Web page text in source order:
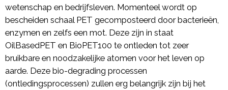
wetenschap en bedrijfsleven. Momenteel wordt op
bescheiden schaal PET gecomposteerd door bacterieën,
enzymen en zelfs een mot. Deze zijn in staat
OilBasedPET en BioPET100 te ontleden tot zeer
bruikbare en noodzakelijke atomen voor het leven op
aarde. Deze bio-degrading processen
(ontledingsprocessen) zullen erg belangrijk zijn bij het